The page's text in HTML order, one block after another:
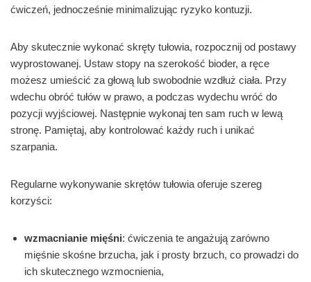
ćwiczeń, jednocześnie minimalizując ryzyko kontuzji.
Aby skutecznie wykonać skręty tułowia, rozpocznij od postawy
wyprostowanej. Ustaw stopy na szerokość bioder, a ręce
możesz umieścić za głową lub swobodnie wzdłuż ciała. Przy
wdechu obróć tułów w prawo, a podczas wydechu wróć do
pozycji wyjściowej. Następnie wykonaj ten sam ruch w lewą
stronę. Pamiętaj, aby kontrolować każdy ruch i unikać
szarpania.
Regularne wykonywanie skrętów tułowia oferuje szereg
korzyści:
wzmacnianie mięśni: ćwiczenia te angażują zarówno
mięśnie skośne brzucha, jak i prosty brzuch, co prowadzi do
ich skutecznego wzmocnienia,